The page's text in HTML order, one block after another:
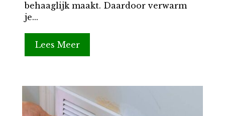
behaaglijk maakt. Daardoor verwarm
je...
Lees Meer